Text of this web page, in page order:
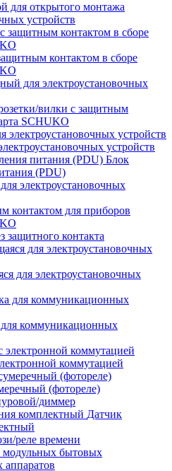
для открытого монтажа
устройств
контактом в сборе
для электроустановочных
вилки с защитным
SCHUKO
устройств
Блок
(PDU)
электроустановочных
контактом для приборов
защитного контакта
для электроустановочных
коммуникационных
коммутацией
(фотореле)
диммер
Датчик
реле времени